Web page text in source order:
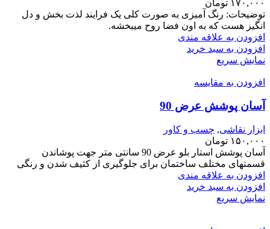
۱۷۰,۰۰۰ تومان
توضیحات: رنگ آمیزی به صورت کلی یک فرایند لذت بخش و دل
انگیز هست که به اون فضا روح میبخشه.
افزودن به علاقه مندی
افزودن به سبد خرید
نمایش سریع
افزودن به مقایسه
آسان پوشش عرض 90
ابزار نقاشی, چسب و کاور
۱۵۰,۰۰۰ تومان
آسان پوشش استار بلو عرض 90 سانتی متر جهت پوشاندن
قسمتهای مختلف ساختمان برای جلوگیری از کثیف شدن و رنگی
افزودن به علاقه مندی
افزودن به سبد خرید
نمایش سریع